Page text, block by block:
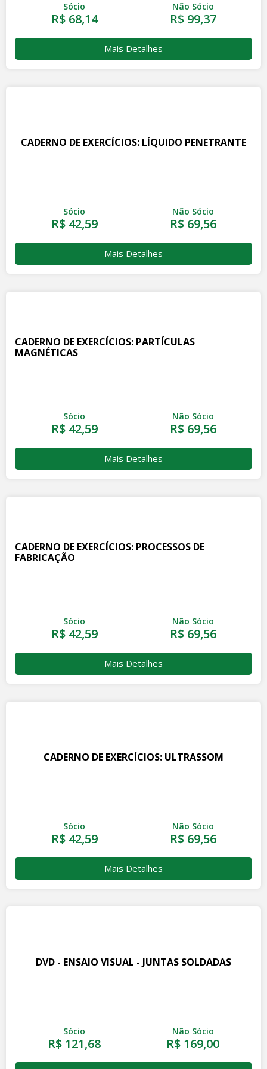
Sócio
R$ 68,14
Não Sócio
R$ 99,37
Mais Detalhes
CADERNO DE EXERCÍCIOS: LÍQUIDO PENETRANTE
Sócio
R$ 42,59
Não Sócio
R$ 69,56
Mais Detalhes
CADERNO DE EXERCÍCIOS: PARTÍCULAS
MAGNÉTICAS
Sócio
R$ 42,59
Não Sócio
R$ 69,56
Mais Detalhes
CADERNO DE EXERCÍCIOS: PROCESSOS DE
FABRICAÇÃO
Sócio
R$ 42,59
Não Sócio
R$ 69,56
Mais Detalhes
CADERNO DE EXERCÍCIOS: ULTRASSOM
Sócio
R$ 42,59
Não Sócio
R$ 69,56
Mais Detalhes
DVD - ENSAIO VISUAL - JUNTAS SOLDADAS
Sócio
R$ 121,68
Não Sócio
R$ 169,00